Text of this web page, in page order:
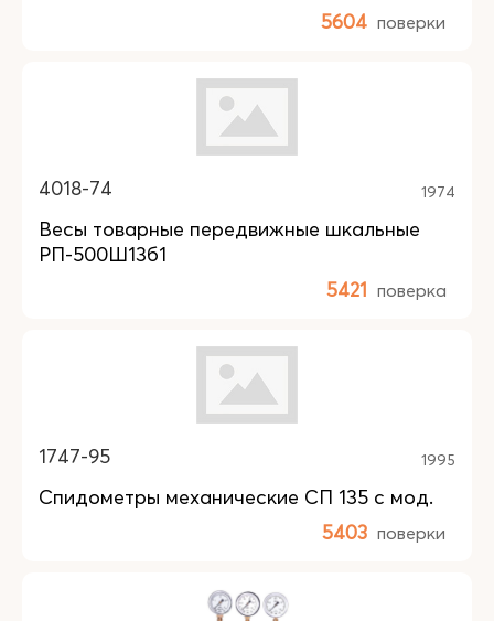
5604 поверки
4018-74 1974
Весы товарные передвижные шкальные
РП-500Ш13б1
5421 поверка
1747-95 1995
Спидометры механические СП 135 с мод.
5403 поверки